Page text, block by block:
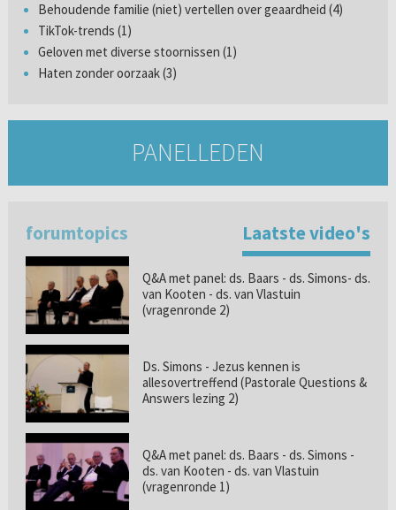
Behoudende familie (niet) vertellen over geaardheid (4)
TikTok-trends (1)
Geloven met diverse stoornissen (1)
Haten zonder oorzaak (3)
PANELLEDEN
forumtopics Laatste video's
Q&A met panel: ds. Baars - ds. Simons- ds.
van Kooten - ds. van Vlastuin
(vragenronde 2)
Ds. Simons - Jezus kennen is
allesovertreffend (Pastorale Questions &
Answers lezing 2)
Q&A met panel: ds. Baars - ds. Simons -
ds. van Kooten - ds. van Vlastuin
(vragenronde 1)